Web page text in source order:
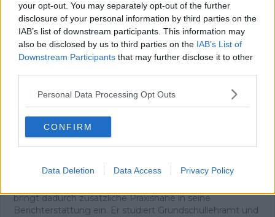
your opt-out. You may separately opt-out of the further
disclosure of your personal information by third parties on the
IAB’s list of downstream participants. This information may
also be disclosed by us to third parties on the IAB’s List of
Downstream Participants that may further disclose it to other
Personal Data Processing Opt Outs
CONFIRM
Data Deletion Data Access Privacy Policy
Oliver Ried
Redakteur
Oliver Ried ist seit Anfang 2025 Redakteur bei
Radsportaktuell.de. Er berichtet dort über den
professionellen Radsport und begleitet das Geschehen
von der WorldTour bis zu wichtigen nationalen und
internationalen Rennen. Sein Schwerpunkt liegt auf
aktuellen Rennberichten, Einordnungen und
Entwicklungen im Peloton verständlich und präzise
erklärt. Bei großen Renntagen arbeitet er zudem mit
Live-Formaten, um das Geschehen fortlaufend zu
Oliver ist in Würzburg stationiert. Neben seiner
bringt dadurch zusätzliche Praxisnähe in seine
Berichterstattung ein. Er studiert Grundschullehramt und